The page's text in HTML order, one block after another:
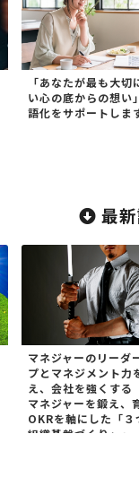
「あなたが最も大切
い心の底からの想い
語化をサポートしま
最
マネジャーのリーダ
プとマネジメント力
え、会社を強くす
マネジャーを鍛え、
OKRを軸にした「３
組織基盤づくり」～